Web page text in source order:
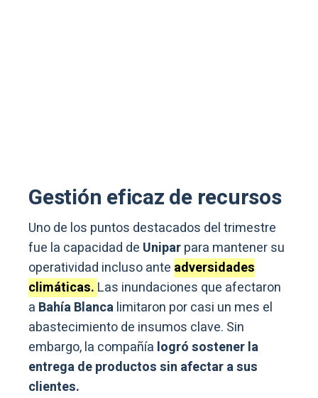
Gestión eficaz de recursos
Uno de los puntos destacados del trimestre
fue la capacidad de Uniparpara mantener su
operatividad incluso ante adversidades
climáticas. Las inundaciones que afectaron
a Bahía Blancalimitaron por casi un mes el
abastecimiento de insumos clave. Sin
embargo, la compañía logró sostener la
entrega de productos sin afectar a sus
clientes.